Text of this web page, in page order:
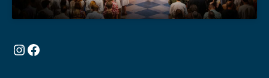
Instagram
Facebook